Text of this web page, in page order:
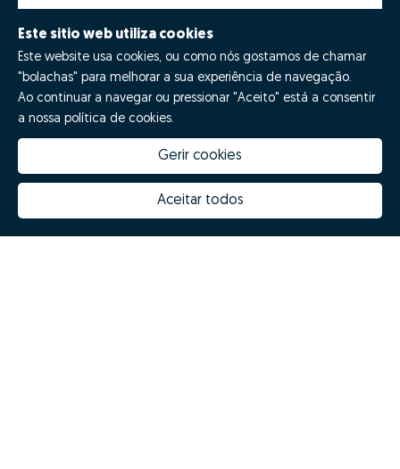
Porquê escolher a Zome
Inovação Zome
Hubs Zome
Este sitio web utiliza cookies
Este website usa cookies, ou como nós gostamos de chamar
"bolachas" para melhorar a sua experiência de navegação.
Ao continuar a navegar ou pressionar "Aceito" está a consentir
a nossa política de cookies.
Gerir cookies
Aceitar todos